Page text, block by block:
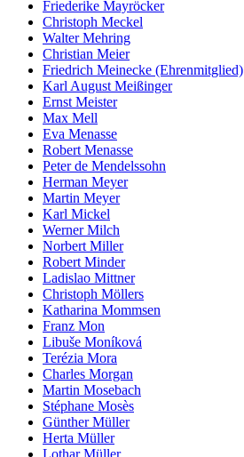
Friederike Mayröcker
Christoph Meckel
Walter Mehring
Christian Meier
Friedrich Meinecke (Ehrenmitglied)
Karl August Meißinger
Ernst Meister
Max Mell
Eva Menasse
Robert Menasse
Peter de Mendelssohn
Herman Meyer
Martin Meyer
Karl Mickel
Werner Milch
Norbert Miller
Robert Minder
Ladislao Mittner
Christoph Möllers
Katharina Mommsen
Franz Mon
Libuše Moníková
Terézia Mora
Charles Morgan
Martin Mosebach
Stéphane Mosès
Günther Müller
Herta Müller
Lothar Müller